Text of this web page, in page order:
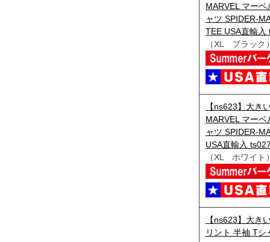
MARVEL マー
ャツ SPIDER-
TEE USA直輸入
（XL ブラック
【ns623】大き
MARVEL マー
ャツ SPIDER-
USA直輸入
（XL ホワイト
【ns623】大き
リント 半袖 Tシ